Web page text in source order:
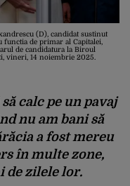
(D), candidat sustinut
de primar al Capitalei,
de candidatura la Biroul
vineri, 14 noiembrie 2025.
calc pe un pavaj
nu am bani să
a fost mereu
în multe zone,
de zilele lor.